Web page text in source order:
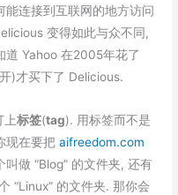
连接到互联网的地方访问
变得如此与众不同,
道 Yahoo 在2005年花了
)才买下了 Delicious.
上标签(tag). 用标签而不是
现在要把aifreedom.com
做 “Blog” 的文件夹, 还有
“Linux” 的文件夹. 那你会